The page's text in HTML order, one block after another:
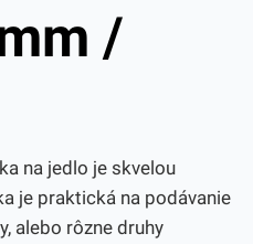
/
na jedlo je skvelou
je praktická na podávanie
alebo rôzne druhy